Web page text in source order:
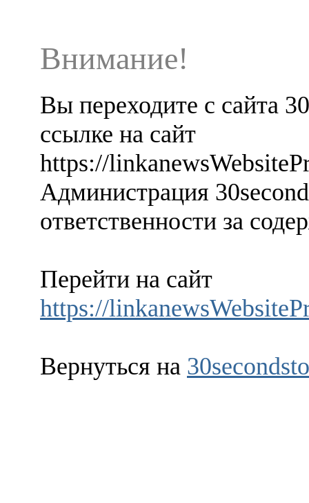
Внимание!
Вы переходите с сайта
ссылке на сайт
https://
Администрация
ответственности за
Перейти на сайт
https://
Вернуться на